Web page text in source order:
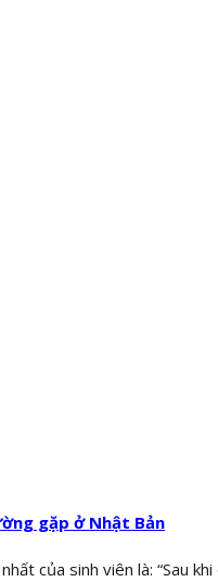
gặp ở Nhật Bản
của sinh viên là: “Sau